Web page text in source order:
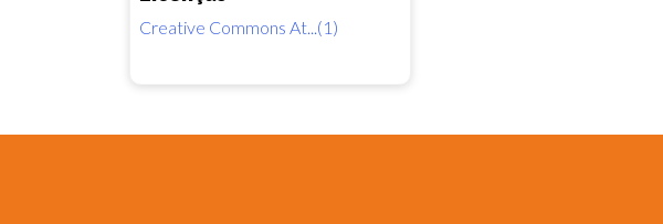
Creative Commons At...(1)